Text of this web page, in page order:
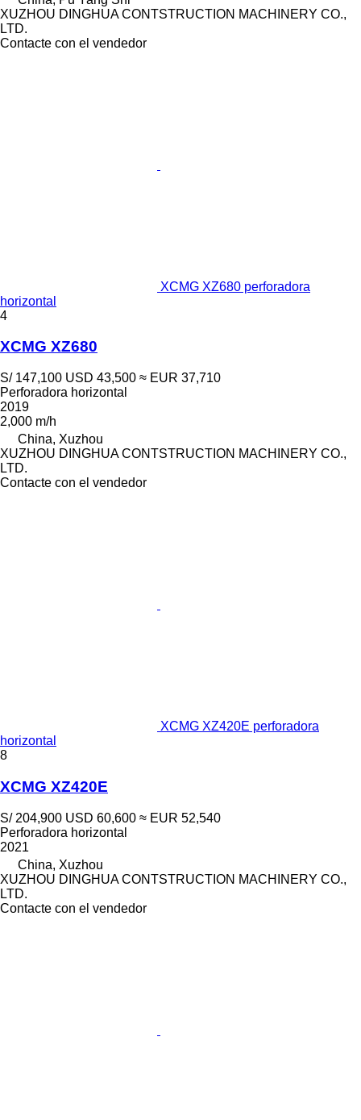
XUZHOU DINGHUA CONTSTRUCTION MACHINERY CO.,
LTD.
Contacte con el vendedor
XCMG XZ680 perforadora
horizontal
4
XCMG XZ680
S/ 147,100 USD 43,500 ≈ EUR 37,710
Perforadora horizontal
2019
2,000 m/h
China, Xuzhou
XUZHOU DINGHUA CONTSTRUCTION MACHINERY CO.,
LTD.
Contacte con el vendedor
XCMG XZ420E perforadora
horizontal
8
XCMG XZ420E
S/ 204,900 USD 60,600 ≈ EUR 52,540
Perforadora horizontal
2021
China, Xuzhou
XUZHOU DINGHUA CONTSTRUCTION MACHINERY CO.,
LTD.
Contacte con el vendedor